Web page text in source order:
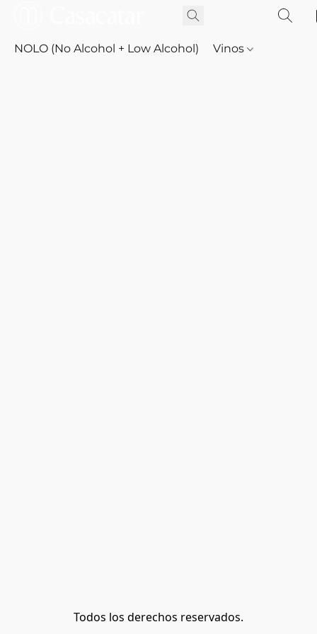
NOLO (No Alcohol + Low Alcohol) Vinos
Todos los derechos reservados.